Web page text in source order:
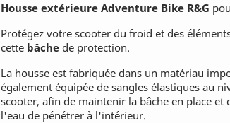
Housse extérieure Adventure Bike R&G
Protégez votre scooter du froid et des
cette bâche de protection.
La housse est fabriquée dans un matériau
également équipée de sangles élastiques au
scooter, afin de maintenir la bâche en place
l'eau de pénétrer à l'intérieur.